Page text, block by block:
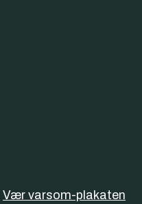
Vær varsom-plakaten